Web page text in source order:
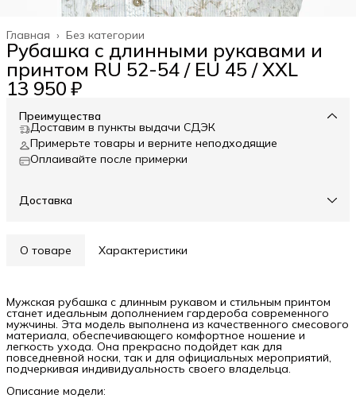
Без категории
Главная ›
Рубашка с длинными рукавами и
принтом RU 52-54 / EU 45 / XXL
13 950 ₽
Преимущества
Доставим в пункты выдачи СДЭК
Примерьте товары и верните неподходящие
Оплаивайте после примерки
Доставка
О товаре Характеристики
Мужская рубашка с длинным рукавом и стильным принтом
станет идеальным дополнением гардероба современного
мужчины. Эта модель выполнена из качественного смесового
материала, обеспечивающего комфортное ношение и
легкость ухода. Она прекрасно подойдет как для
повседневной носки, так и для официальных мероприятий,
подчеркивая индивидуальность своего владельца.
Описание модели: